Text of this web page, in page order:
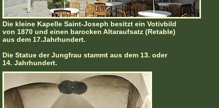
Die kleine Kapelle Saint-Joseph besitzt ein Votivbild
von 1870 und einen barocken Altaraufsatz (Retable)
aus dem 17.Jahrhundert.
Die Statue der Jungfrau stammt aus dem 13. oder
14. Jahrhundert.